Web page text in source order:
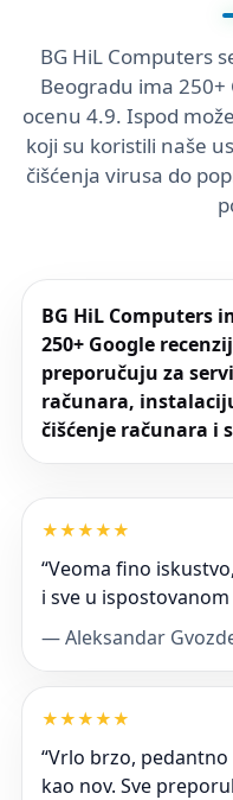
BG HiL Computers
Beogradu ima 250+
ocenu 4.9. Ispod
koji su koristili naše
čišćenja virusa do
BG HiL Computers
250+ Google
preporučuju za
računara,
čišćenje računara i
★★★★★
“Veoma fino
i sve u
— Aleksandar
★★★★★
“Vrlo brzo,
kao nov. Sve